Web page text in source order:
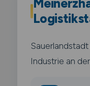
Industrie an